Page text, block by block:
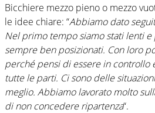
Bicchiere mezzo pieno o mezzo
le idee chiare: “Abbiamo dato
Nel primo tempo siamo stati lenti
sempre ben posizionati. Con loro
perché pensi di essere in controllo
tutte le parti. Ci sono delle
meglio. Abbiamo lavorato molto
di non concedere ripartenza“.